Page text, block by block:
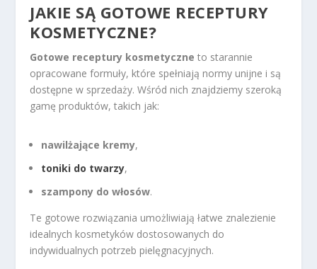
JAKIE SĄ GOTOWE RECEPTURY
KOSMETYCZNE?
Gotowe receptury kosmetyczne to starannie
opracowane formuły, które spełniają normy unijne i są
dostępne w sprzedaży. Wśród nich znajdziemy szeroką
gamę produktów, takich jak:
nawilżające kremy,
toniki do twarzy,
szampony do włosów.
Te gotowe rozwiązania umożliwiają łatwe znalezienie
idealnych kosmetyków dostosowanych do
indywidualnych potrzeb pielęgnacyjnych.